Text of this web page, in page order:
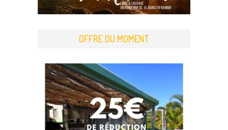
OFFRE DU MOMENT